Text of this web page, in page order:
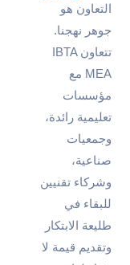
التعاون هو
جوهر نهجنا.
تتعاون IBTA
MEA مع
مؤسسات
تعليمية رائدة،
وجمعيات
صناعية،
وشركاء تقنيين
للبقاء في
طليعة الابتكار
وتقديم قيمة لا